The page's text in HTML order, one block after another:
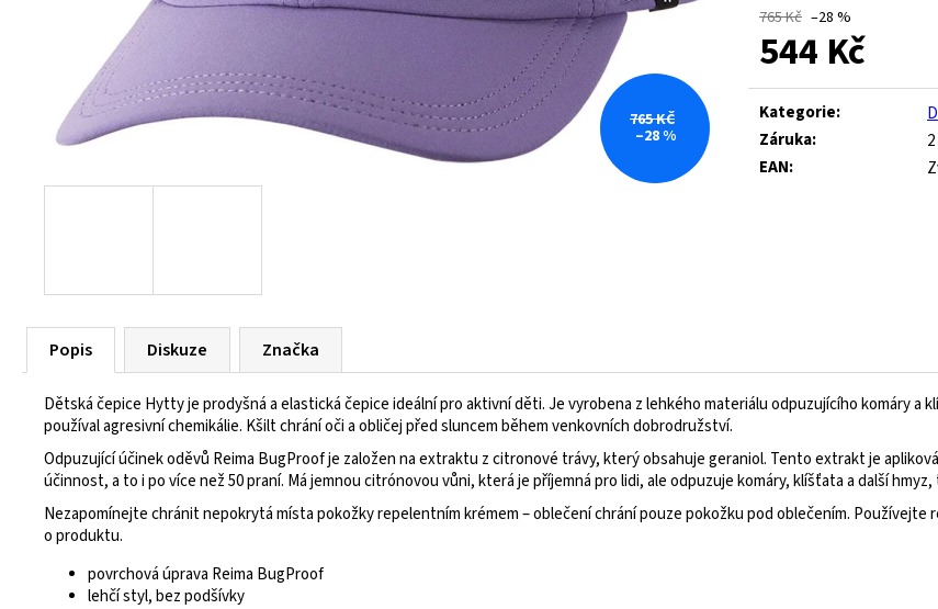
765 Kč –28 %
544 Kč
Měrná
cena:
Kategorie:
Záruka:
EAN:
765 KČ
–28 %
Popis Diskuze Značka
Dětská čepice Hytty je prodyšná a elastická čepice ideální pro aktivní děti. Je vyrobena z lehkého materiálu odpuzujícího komáry a
používal agresivní chemikálie. Kšilt chrání oči a obličej před sluncem během venkovních dobrodružství.
Odpuzující účinek oděvů Reima BugProof je založen na extraktu z citronové trávy, který obsahuje geraniol. Tento extrakt je
účinnost, a to i po více než 50 praní. Má jemnou citrónovou vůni, která je příjemná pro lidi, ale odpuzuje komáry, klíšťata a další
Nezapomínejte chránit nepokrytá místa pokožky repelentním krémem – oblečení chrání pouze pokožku pod oblečením.
o produktu.
povrchová úprava Reima BugProof
lehčí styl, bez podšívky
55 Kč
ROYAL BLUE
Původně:821 Kč
Původně: